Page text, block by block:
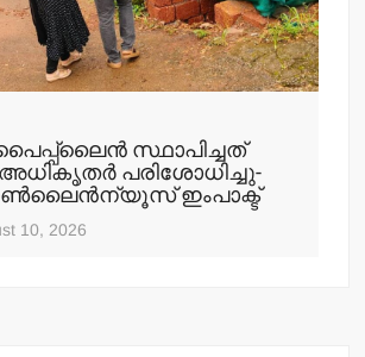
സ്ഥാപിച്ചത്
പരിശോധിച്ചു-
ഇംപാക്ട്‌
10, 2026